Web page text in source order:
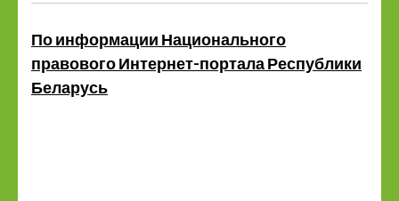
По информации Национального
правового Интернет-портала Республики
Беларусь